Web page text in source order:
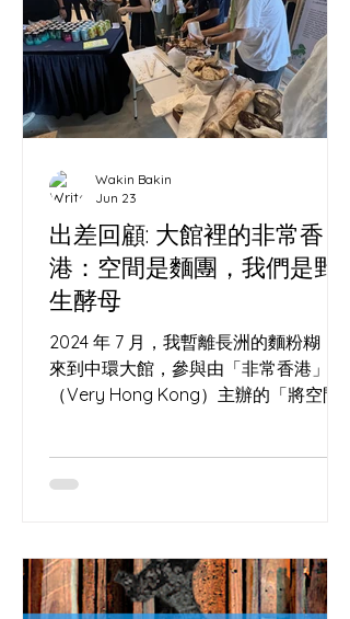
出差回顧: 大館裡的非常香
港：空間是麵團，我們是野
生酵母
2024 年 7 月，我暫離長洲的麵粉糊，
來到中環大館，參與由「非常香港」
（Very Hong Kong）主辦的「將空間
Placemaking Convention）。 這場活
窗口巷 Window Alley 空間與酸種的玄
學：大館石階上的微氣候 一個烤麵包
Wakin Bakin
Jun 23